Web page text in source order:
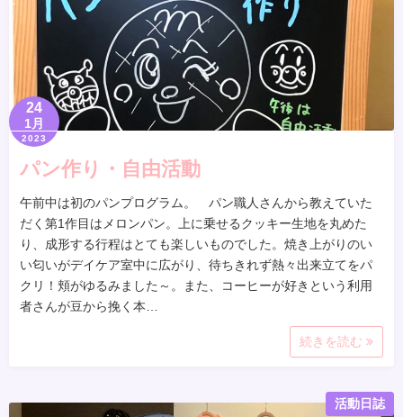
24
1月
2023
パン作り・自由活動
午前中は初のパンプログラム。 パン職人さんから教えていた
だく第1作目はメロンパン。上に乗せるクッキー生地を丸めた
り、成形する行程はとても楽しいものでした。焼き上がりのい
い匂いがデイケア室中に広がり、待ちきれず熱々出来立てをパ
クリ！頬がゆるみました～。また、コーヒーが好きという利用
者さんが豆から挽く本…
続きを読む
活動日誌